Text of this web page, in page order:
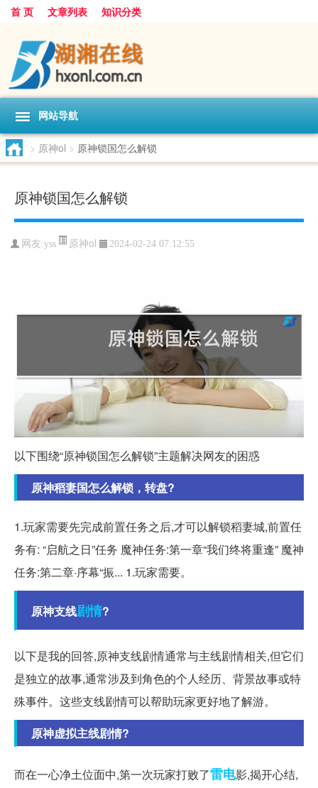
首 页 文章列表 知识分类
网站导航
> 原神ol > 原神锁国怎么解锁
原神锁国怎么解锁
网友:yss 原神ol 2024-02-24 07:12:55
以下围绕“原神锁国怎么解锁”主题解决网友的困惑
原神稻妻国怎么解锁，转盘?
1.玩家需要先完成前置任务之后,才可以解锁稻妻城,前置任
务有: “启航之日”任务 魔神任务:第一章“我们终将重逢” 魔神
任务:第二章·序幕“振... 1.玩家需要。
原神支线剧情?
以下是我的回答,原神支线剧情通常与主线剧情相关,但它们
是独立的故事,通常涉及到角色的个人经历、背景故事或特
殊事件。这些支线剧情可以帮助玩家更好地了解游。
原神虚拟主线剧情?
而在一心净土位面中,第一次玩家打败了雷电影,揭开心结,